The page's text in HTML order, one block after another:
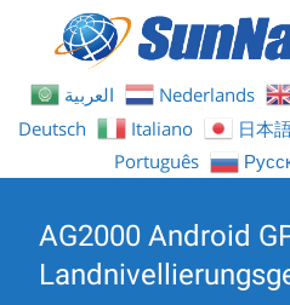
العربية Nederlands
Deutsch
Italiano 日本
Português
AG2000 Android